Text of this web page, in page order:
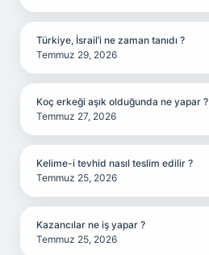
Türkiye, İsrail’i ne zaman tanıdı ?
Temmuz 29, 2026
Koç erkeği aşık olduğunda ne yapar ?
Temmuz 27, 2026
Kelime-i tevhid nasıl teslim edilir ?
Temmuz 25, 2026
Kazancılar ne iş yapar ?
Temmuz 25, 2026